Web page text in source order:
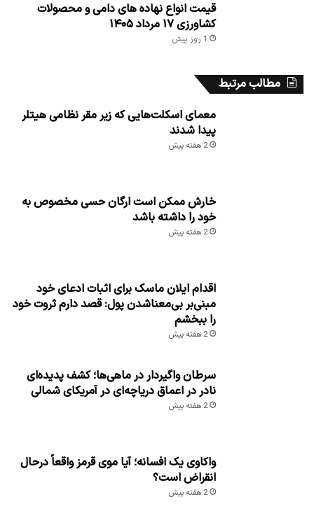
قیمت انواع نهاده های دامی و محصولات
کشاورزی ۱۷ مرداد ۱۴۰۵
1 روز پیش
مطالب مرتبط
معمای اسکلت‌هایی که زیر مقر نظامی هیتلر
پیدا شدند
2 هفته پیش
خارش ممکن است ارگان حسی مخصوص به
خود را داشته باشد
2 هفته پیش
اقدام ایلان ماسک برای اثبات ادعای خود
مبنی‌بر بی‌معناشدن پول: قصد دارم ثروت خود
را ببخشم
2 هفته پیش
سرطان واگیردار در ماهی‌ها؛ کشف پدیده‌ای
نادر در اعماق دریاچه‌ای در آمریکای شمالی
2 هفته پیش
واکاوی یک افسانه؛ آیا موی قرمز واقعاً درحال
انقراض است؟
2 هفته پیش